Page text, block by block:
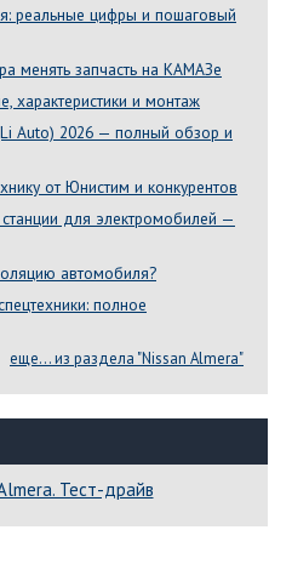
реальные цифры и пошаговый
менять запчасть на КАМАЗе
характеристики и монтаж
Auto) 2026 — полный обзор и
от Юнистим и конкурентов
для электромобилей —
автомобиля?
полное
еще... из раздела "Nissan Almera"
Тест-драйв